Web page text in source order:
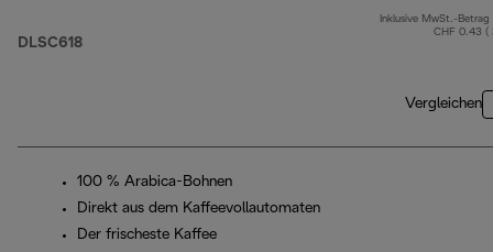
DLSC618
Inklusive MwSt.-Betrag
CHF 0.43 (
Vergleichen
100 % Arabica-Bohnen
Direkt aus dem Kaffeevollautomaten
Der frischeste Kaffee